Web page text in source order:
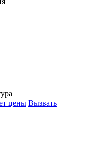
цены Вызвать